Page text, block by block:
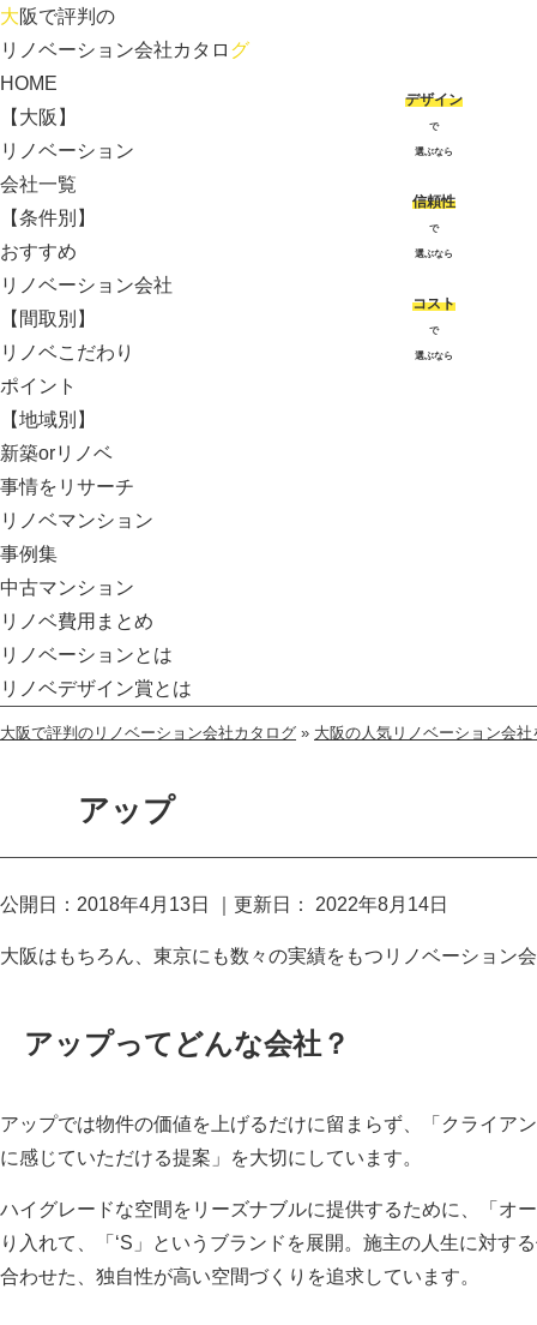
大阪で評判の
リノベーション会社カタロ グ
HOME
【大阪】
リノベーション
会社一覧
【条件別】
おすすめ
リノベーション会社
【間取別】
リノベこだわり
ポイント
【地域別】
新築orリノベ
事情をリサーチ
リノベマンション
事例集
中古マンション
リノベ費用まとめ
リノベーションとは
リノベデザイン賞とは
デザイン
で
選ぶなら
信頼性
で
選ぶなら
コスト
で
選ぶなら
大阪で評判のリノベーション会社カタログ » 大阪の人気リノベーション会社
アップ
公開日： 2018年4月13日 ｜更新日： 2022年8月14日
大阪はもちろん、東京にも数々の実績をもつリノベーション
アップってどんな会社？
アップでは物件の価値を上げるだけに留まらず、「クライア
に感じていただける提案」を大切にしています。
ハイグレードな空間をリーズナブルに提供するために、「オ
り入れて、「‘S」というブランドを展開。施主の人生に対す
合わせた、独自性が高い空間づくりを追求しています。